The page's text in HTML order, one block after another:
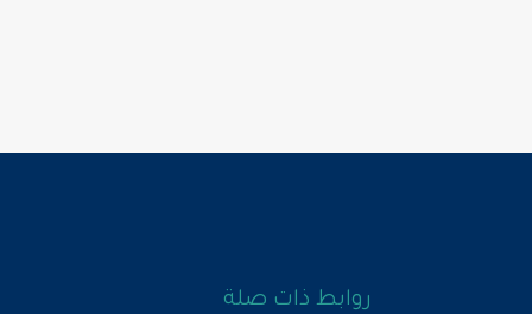
روابط ذات صلة